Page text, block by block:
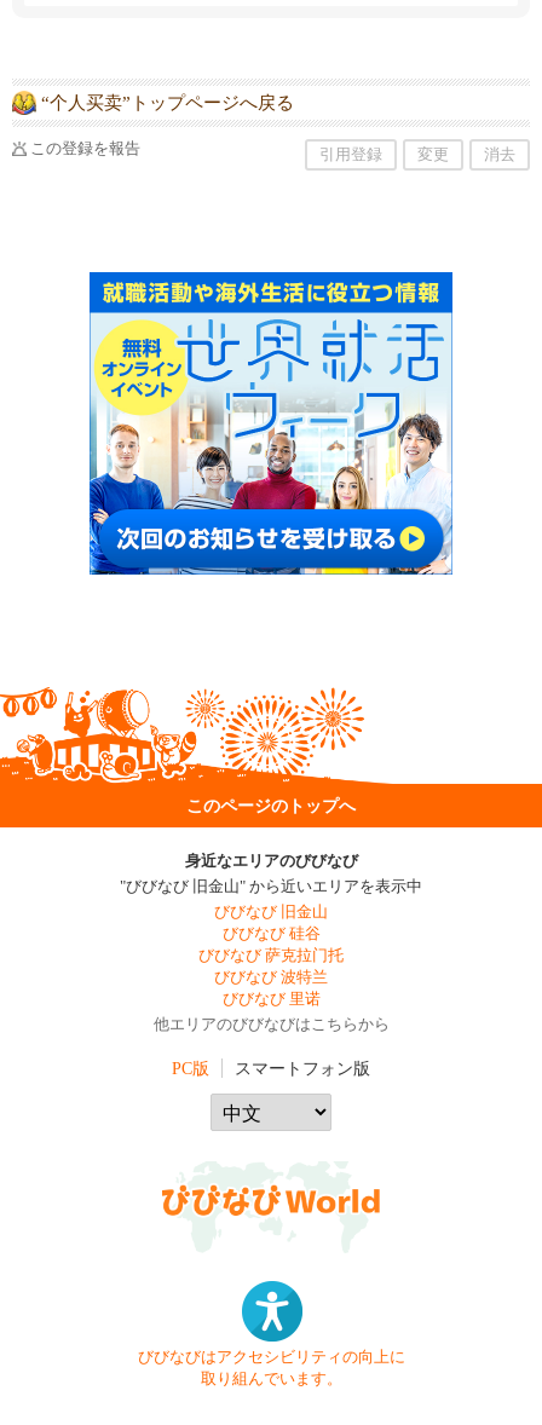
“个人买卖”トップページへ戻る
この登録を報告 引用登録 変更 消去
このページのトップへ
身近なエリアのびびなび
"びびなび 旧金山" から近いエリアを表示中
びびなび 旧金山
びびなび 硅谷
びびなび 萨克拉门托
びびなび 波特兰
びびなび 里诺
他エリアのびびなびはこちらから
PC版 スマートフォン版
びびなびはアクセシビリティの向上に
取り組んでいます。